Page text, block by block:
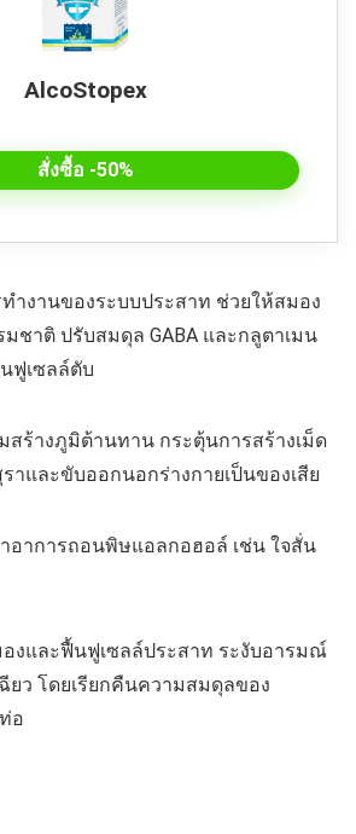
AlcoStopex
สั่งซื้อ -50%
ำงานของระบบประสาท ช่วยให้สมอง
ชาติ ปรับสมดุล GABA และกลูตาเมน
ฟูเซลล์ตับ
มสร้างภูมิต้านทาน กระตุ้นการสร้างเม็ด
าและขับออกนอกร่างกายเป็นของเสีย
อาการถอนพิษแอลกอฮอล์ เช่น ใจสั่น
งและฟื้นฟูเซลล์ประสาท ระงับอารมณ์
ยว โดยเรียกคืนความสมดุลของ
อ